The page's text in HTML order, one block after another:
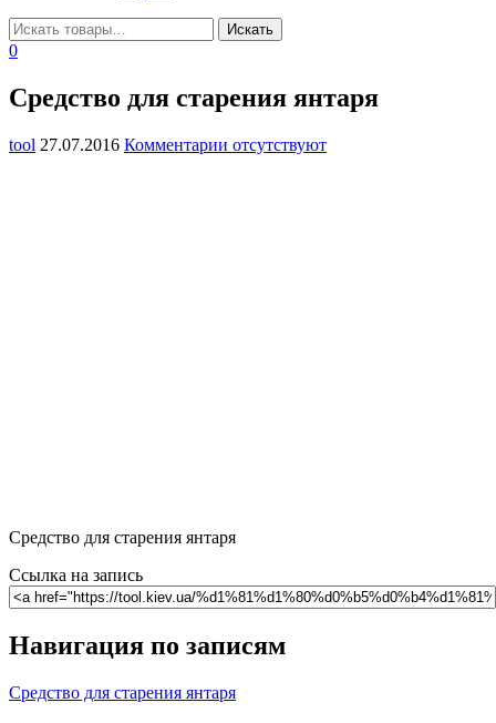
0
Средство для старения янтаря
tool 27.07.2016 Комментарии отсутствуют
Средство для старения янтаря
Ссылка на запись
Навигация по записям
Средство для старения янтаря